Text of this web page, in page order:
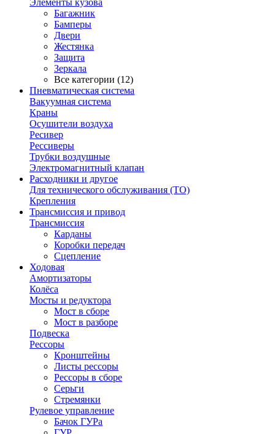
Элементы кузова
Багажник
Бамперы
Двери
Жестянка
Защита
Зеркала
Все категории (12)
Пневматическая система
Вакуумная система
Краны
Осушители воздуха
Ресивер
Рессиверы
Трубки воздушные
Электромагнитный клапан
Расходники и другое
Для технического обслуживания (ТО)
Крепления
Трансмиссия и привод
Трансмиссия
Карданы
Коробки передач
Сцепление
Ходовая
Амортизаторы
Колёса
Мосты и редуктора
Мост в сборе
Мост в разборе
Подвеска
Рессоры
Кронштейны
Листы рессоры
Рессоры в сборе
Серьги
Стремянки
Рулевое управление
Бачок ГУРа